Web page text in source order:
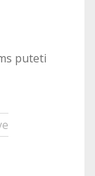
puteti